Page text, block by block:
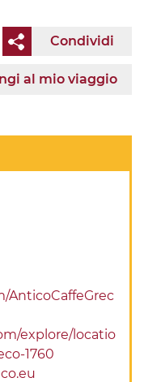
Condividi
al mio viaggio
AnticoCaffeGrec
explore/locatio
1760